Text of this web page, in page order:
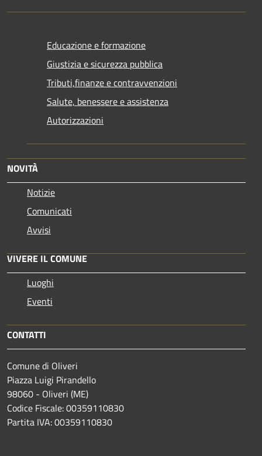
Educazione e formazione
Giustizia e sicurezza pubblica
Tributi,finanze e contravvenzioni
Salute, benessere e assistenza
Autorizzazioni
NOVITÀ
Notizie
Comunicati
Avvisi
VIVERE IL COMUNE
Luoghi
Eventi
CONTATTI
Comune di Oliveri
Piazza Luigi Pirandello
98060 - Oliveri (ME)
Codice Fiscale: 00359110830
Partita IVA: 00359110830